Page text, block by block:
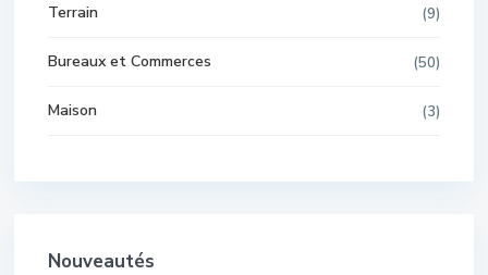
Terrain (9)
Bureaux et Commerces (50)
Maison (3)
Nouveautés